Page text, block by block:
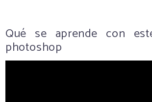
Qué se aprende con
photoshop